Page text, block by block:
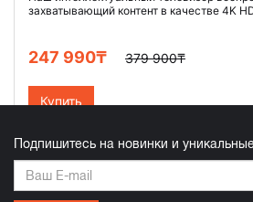
захватывающий контент в качестве 4K
247 990₸ 379 900₸
Купить
Подпишитесь на новинки и